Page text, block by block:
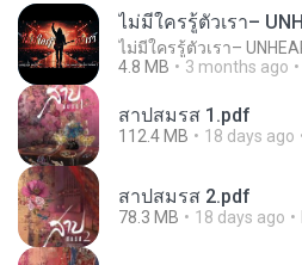
4.8 MB
3 months ago
สาปสมรส 1.pdf
112.4 MB 18 days ago
สาปสมรส 2.pdf
78.3 MB 18 days ago